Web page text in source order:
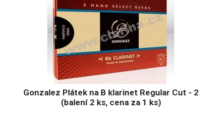
Gonzalez Plátek na B klarinet Regular Cut - 2
(balení 2 ks, cena za 1 ks)